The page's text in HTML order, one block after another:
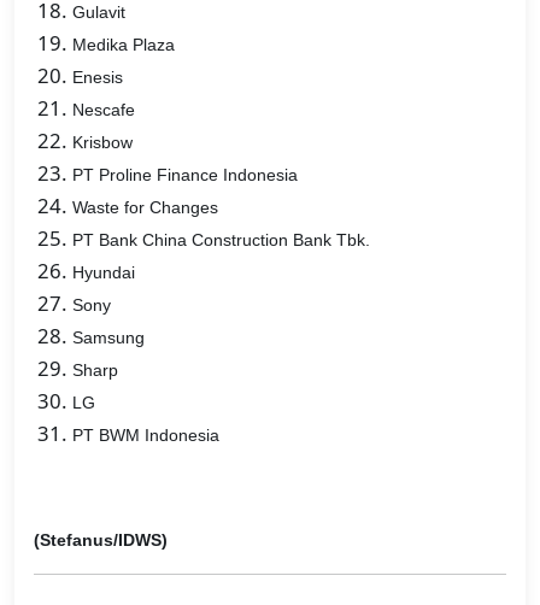
Gulavit
Medika Plaza
Enesis
Nescafe
Krisbow
PT Proline Finance Indonesia
Waste for Changes
PT Bank China Construction Bank Tbk.
Hyundai
Sony
Samsung
Sharp
LG
PT BWM Indonesia
(Stefanus/IDWS)